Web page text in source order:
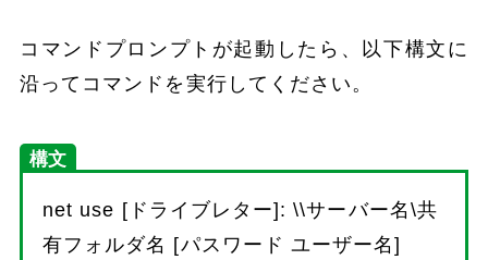
コマンドプロンプトが起動したら、以下構文に
沿ってコマンドを実行してください。
構文
net use [ドライブレター]: \\サーバー名\共
有フォルダ名 [パスワード ユーザー名]